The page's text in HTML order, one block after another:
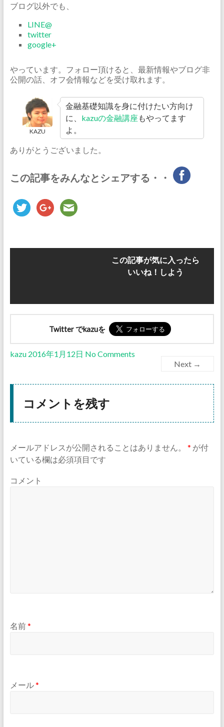
ブログ以外でも、
LINE@
twitter
google+
やっています。フォロー頂けると、最新情報やブログ非
公開の話、オフ会情報などを受け取れます。
KAZU
金融基礎知識を身に付けたい方向け
に、 kazuの金融講座 もやってます
よ。
ありがとうございました。
この記事をみんなとシェアする・・
この記事が気に入ったら
いいね！しよう
Twitter でkazuを
kazu 2016年1月12日 No Comments
Next →
コメントを残す
メールアドレスが公開されることはありません。 * が付
いている欄は必須項目です
コメント
名前*
メール*